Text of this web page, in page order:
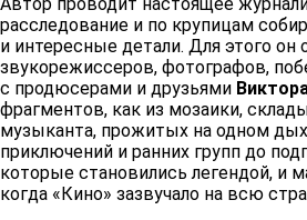
расследование и по крупицам
и интересные детали. Для этого он
звукорежиссеров, фотографов,
с продюсерами и друзьями
фрагментов, как из мозаики,
музыканта, прожитых на одном
приключений и ранних групп до
которые становились легендой, и
когда «Кино» зазвучало на всю